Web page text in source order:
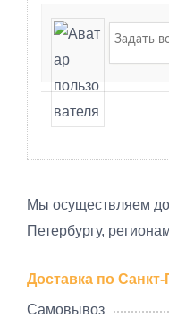
Мы осуществляем
Петербургу,
Доставка по Санкт-
Самовывоз